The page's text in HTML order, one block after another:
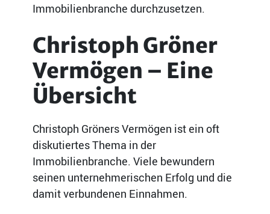
Immobilienbranche durchzusetzen.
Christoph Gröner
Vermögen – Eine
Übersicht
Christoph Gröners Vermögen ist ein oft
diskutiertes Thema in der
Immobilienbranche. Viele bewundern
seinen unternehmerischen Erfolg und die
damit verbundenen Einnahmen.